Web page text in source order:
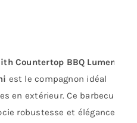
Countertop BBQ Lumen
est le compagnon idéal
en extérieur. Ce barbecue
robustesse et élégance